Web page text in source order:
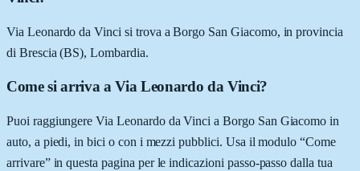
Via Leonardo da Vinci si trova a Borgo San Giacomo, in provincia
di Brescia (BS), Lombardia.
Come si arriva a Via Leonardo da Vinci?
Puoi raggiungere Via Leonardo da Vinci a Borgo San Giacomo in
auto, a piedi, in bici o con i mezzi pubblici. Usa il modulo “Come
arrivare” in questa pagina per le indicazioni passo-passo dalla tua